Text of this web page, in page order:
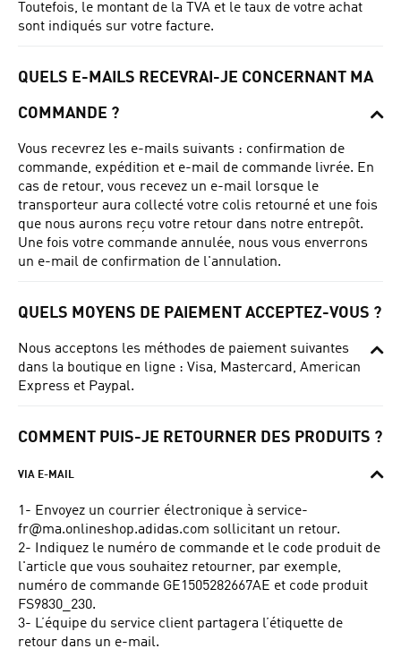
Toutefois, le montant de la TVA et le taux de votre achat
sont indiqués sur votre facture.
QUELS E-MAILS RECEVRAI-JE CONCERNANT MA
COMMANDE ?
Vous recevrez les e-mails suivants : confirmation de
commande, expédition et e-mail de commande livrée. En
cas de retour, vous recevez un e-mail lorsque le
transporteur aura collecté votre colis retourné et une fois
que nous aurons reçu votre retour dans notre entrepôt.
Une fois votre commande annulée, nous vous enverrons
un e-mail de confirmation de l'annulation.
QUELS MOYENS DE PAIEMENT ACCEPTEZ-VOUS ?
Nous acceptons les méthodes de paiement suivantes
dans la boutique en ligne : Visa, Mastercard, American
Express et Paypal.
COMMENT PUIS-JE RETOURNER DES PRODUITS ?
VIA E-MAIL
1- Envoyez un courrier électronique à service-
fr@ma.onlineshop.adidas.com sollicitant un retour.
2- Indiquez le numéro de commande et le code produit de
l'article que vous souhaitez retourner, par exemple,
numéro de commande GE1505282667AE et code produit
FS9830_230.
3- L’équipe du service client partagera l’étiquette de
retour dans un e-mail.